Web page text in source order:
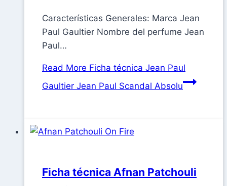
Características Generales: Marca Jean
Paul Gaultier Nombre del perfume Jean
Paul…
Read More Ficha técnica Jean Paul
Gaultier Jean Paul Scandal Absolu
Ficha técnica Afnan Patchouli